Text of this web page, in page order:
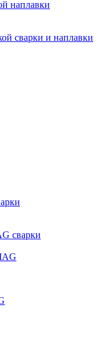
наплавки
сварки и наплавки
сварки